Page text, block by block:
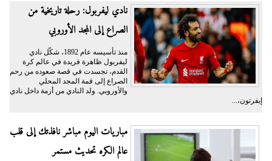
نادي ليفربول: رحلة تاريخية من
الصراع إلى المجد الأوروبي
منذ تأسيسه عام 1892، شكّل نادي
ليفربول ظاهرة فريدة في عالم كرة
القدم، تجسدت في قصة صعوده من رحم
الصراع إلى قمة المجد المحلي
والأوروبي. ولد النادي من أزمة داخل نادي
إيفرتون،...
مباريات اليوم مباشر نافذتك إلى قلب
عالم الكره تحديث مستمر